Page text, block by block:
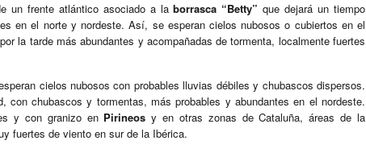
un frente atlántico asociado a laborrasca “Betty” que dejará un tiempo
en el norte y nordeste. Así, se esperan cielos nubosos o cubiertos en el
la tarde más abundantes y acompañadas de tormenta, localmente fuertes
cielos nubosos con probables lluvias débiles y chubascos dispersos.
con chubascos y tormentas, más probables y abundantes en el nordeste.
y con granizo en Pirineos y en otras zonas de Cataluña, áreas de la
fuertes de viento en sur de la Ibérica.